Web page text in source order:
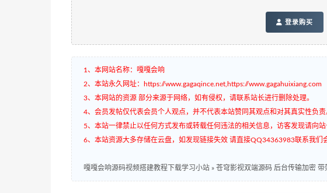
登录购买
1、本网站名称：嘎嘎会响
2、本站永久网址：https://www.gagaqince.net,https://www.gagahuixiang.com
3、本网站的资源 部分来源于网络，如有侵权，请联系站长进行删除处理。
4、会员发帖仅代表会员个人观点，并不代表本站赞同其观点和对其真实性负责
5、本站一律禁止以任何方式发布或转载任何违法的相关信息，访客发现请向站
6、本站资源大多存储在云盘，如发现链接失效 请直接QQ34363983联系我们
嘎嘎会响源码视频搭建教程下载学习小站 » 苍穹影视双端源码 后台传输加密 带